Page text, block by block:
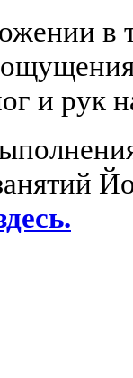
в
и рук